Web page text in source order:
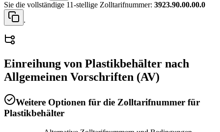
Sie die vollständige 11-stellige Zolltarifnummer: 3923.90.00.00.0
.
Einreihung von Plastikbehälter nach
Allgemeinen Vorschriften (AV)
Weitere Optionen für die Zolltarifnummer für
Plastikbehälter